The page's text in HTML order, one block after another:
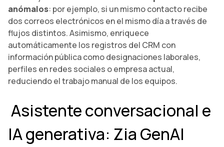
anómalos: por ejemplo, si un mismo contacto recibe
dos correos electrónicos en el mismo día a través de
flujos distintos. Asimismo, enriquece
automáticamente los registros del CRM con
información pública como designaciones laborales,
perfiles en redes sociales o empresa actual,
reduciendo el trabajo manual de los equipos.
Asistente conversacional e
IA generativa: Zia GenAI